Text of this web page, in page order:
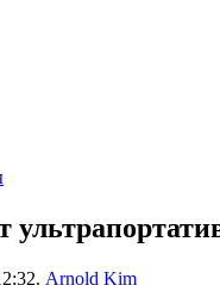
Arnold Kim